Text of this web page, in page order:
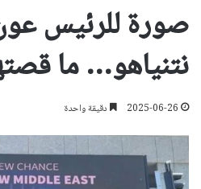
صورة للرئيس
نتنياهو… ما
2025-06-26 دقيقة واحدة